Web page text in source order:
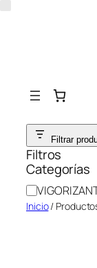
Saltar
contenido
Filtrar
Filtros
Categorías
C
a
Inicio/